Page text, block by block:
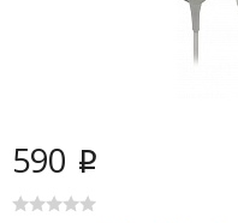
590 i